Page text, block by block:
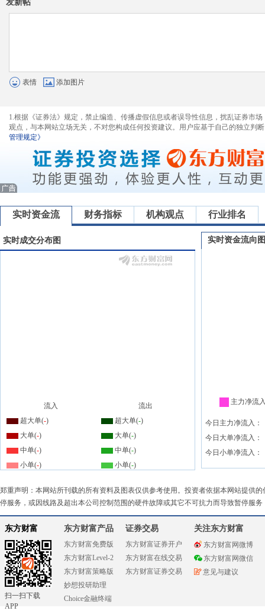
发新帖
表情 添加图片
1.根据《证券法》规定，禁止编造、传播虚假信息或者误导性信息，扰乱证券市
观点，与本网站立场无关，不对您构成任何投资建议。用户应基于自己的独立判
管理规定》
实时资金流 财务指标 机构观点 行业排名
实时成交分布图
流入
流出
超大单(-) 超大单(-)
大单(-) 大单(-)
中单(-) 中单(-)
小单(-) 小单(-)
实时资金流向图
主力净流
今日主力净流入：
今日大单净流入：
今日小单净流入：
郑重声明：本网站所刊载的所有资料及图表仅供参考使用。投资者依据本网站提供
停服务，或因线路及超出本公司控制范围的硬件故障或其它不可抗力而导致暂停服
东方财富
扫一扫下载
APP
东方财富产品
东方财富免费版
东方财富Level-2
东方财富策略版
妙想投研助理
Choice金融终端
证券交易
东方财富证券开户
东方财富在线交易
东方财富证券交易
关注东方财富
东方财富网微博
东方财富网微信
意见与建议